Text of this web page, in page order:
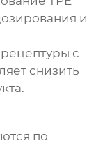
и
с
снизить
по